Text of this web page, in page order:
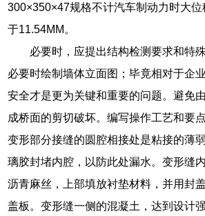
300×350×47规格不计汽车制动力时大
于11.54MM。
必要时，应提出结构检测要求和特
必要时绘制墙体立面图；毕竟相对于企
安全才是更为关键和重要的问题。避免
成桥面的剪切破坏。编写操作工艺和要
变形部分接缝的圆腔相接处是粘接的薄
璃胶封堵内腔，以防此处漏水。变形缝
沥青麻丝，上部填放衬垫材料，并用封
盖板。变形缝一侧的混凝土，达到设计